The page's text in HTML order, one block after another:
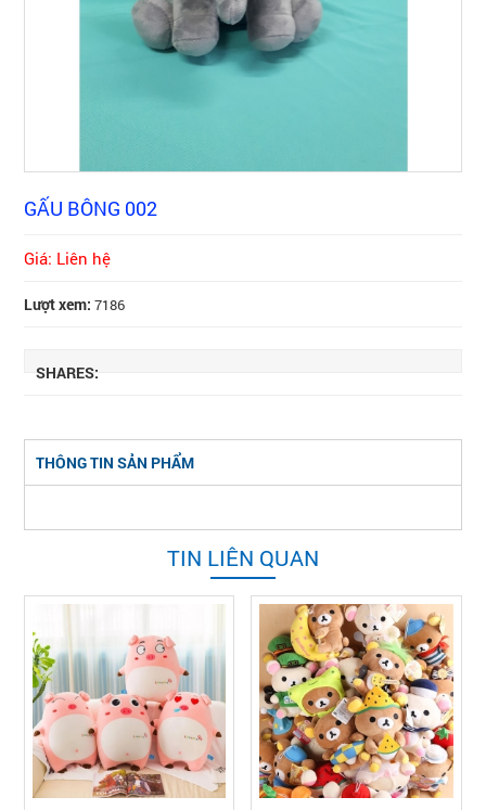
GẤU BÔNG 002
Giá: Liên hệ
Lượt xem: 7186
SHARES:
THÔNG TIN SẢN PHẨM
TIN LIÊN QUAN